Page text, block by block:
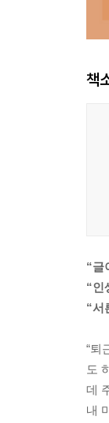
책
“글
“인
“서
“퇴
도
데
내